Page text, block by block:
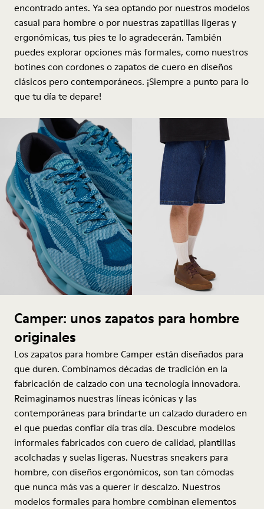
encontrado antes. Ya sea optando por nuestros modelos
casual para hombre o por nuestras zapatillas ligeras y
ergonómicas, tus pies te lo agradecerán. También
puedes explorar opciones más formales, como nuestros
botines con cordones o zapatos de cuero en diseños
clásicos pero contemporáneos. ¡Siempre a punto para lo
que tu día te depare!
Camper: unos zapatos para hombre
originales
Los zapatos para hombre Camper están diseñados para
que duren. Combinamos décadas de tradición en la
fabricación de calzado con una tecnología innovadora.
Reimaginamos nuestras líneas icónicas y las
contemporáneas para brindarte un calzado duradero en
el que puedas confiar día tras día. Descubre modelos
informales fabricados con cuero de calidad, plantillas
acolchadas y suelas ligeras. Nuestras sneakers para
hombre, con diseños ergonómicos, son tan cómodas
que nunca más vas a querer ir descalzo. Nuestros
modelos formales para hombre combinan elementos